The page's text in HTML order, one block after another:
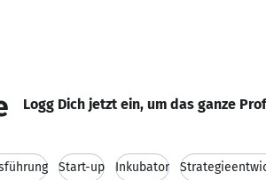
Logg Dich jetzt ein, um das ganze
Start-up Inkubator